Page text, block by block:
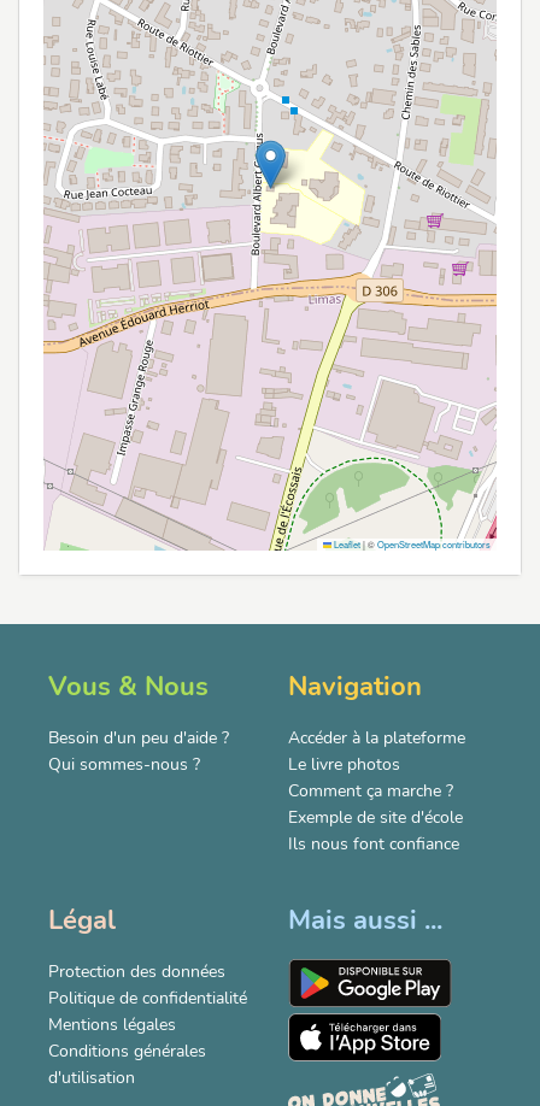
Leaflet|©OpenStreetMap contributors
Vous & Nous
Besoin d'un peu d'aide ?
Qui sommes-nous ?
Navigation
Accéder à la plateforme
Le livre photos
Comment ça marche ?
Exemple de site d'école
Ils nous font confiance
Légal
Protection des données
Politique de confidentialité
Mentions légales
Conditions générales
d'utilisation
Mais aussi ...